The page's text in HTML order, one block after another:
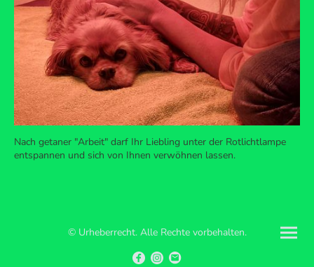
Nach getaner "Arbeit" darf Ihr Liebling unter der Rotlichtlampe
entspannen und sich von Ihnen verwöhnen lassen.
© Urheberrecht. Alle Rechte vorbehalten.